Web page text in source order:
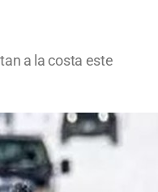
a la costa este